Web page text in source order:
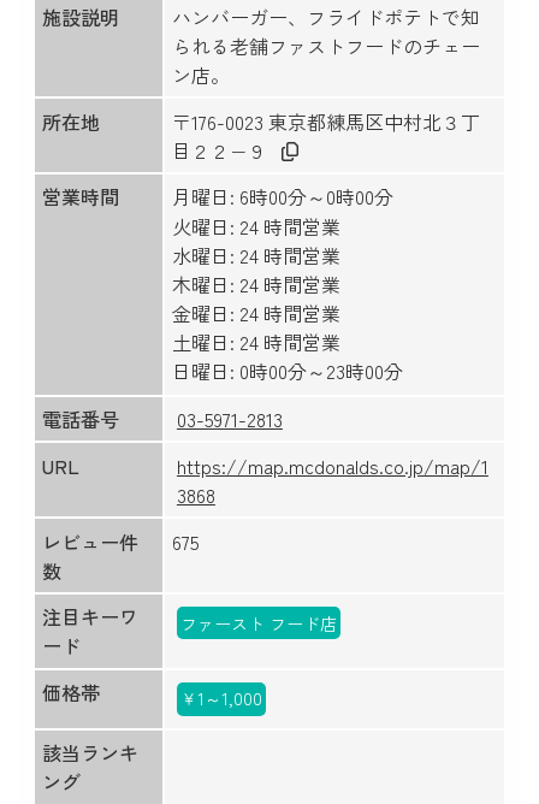
施設説明
ハンバーガー、フライドポテトで知
られる老舗ファストフードのチェー
ン店。
所在地
〒176-0023 東京都練馬区中村北３丁
目２２−９
営業時間
月曜日: 6時00分～0時00分
火曜日: 24 時間営業
水曜日: 24 時間営業
木曜日: 24 時間営業
金曜日: 24 時間営業
土曜日: 24 時間営業
日曜日: 0時00分～23時00分
電話番号
03-5971-2813
URL
https://map.mcdonalds.co.jp/map/1
3868
レビュー件
数
675
注目キーワ
ード
ファースト フード店
価格帯 ￥1～1,000
該当ランキ
ング